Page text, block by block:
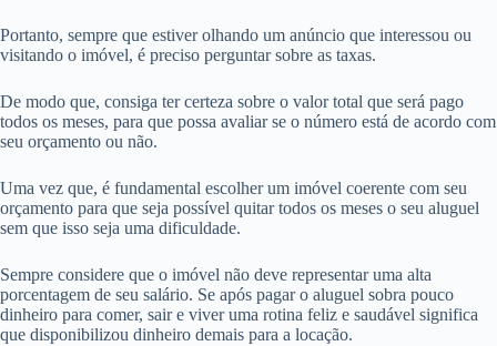
Portanto, sempre que estiver olhando um anúncio que interessou ou
visitando o imóvel, é preciso perguntar sobre as taxas.
De modo que, consiga ter certeza sobre o valor total que será pago
todos os meses, para que possa avaliar se o número está de acordo com
seu orçamento ou não.
Uma vez que, é fundamental escolher um imóvel coerente com seu
orçamento para que seja possível quitar todos os meses o seu aluguel
sem que isso seja uma dificuldade.
Sempre considere que o imóvel não deve representar uma alta
porcentagem de seu salário. Se após pagar o aluguel sobra pouco
dinheiro para comer, sair e viver uma rotina feliz e saudável significa
que disponibilizou dinheiro demais para a locação.